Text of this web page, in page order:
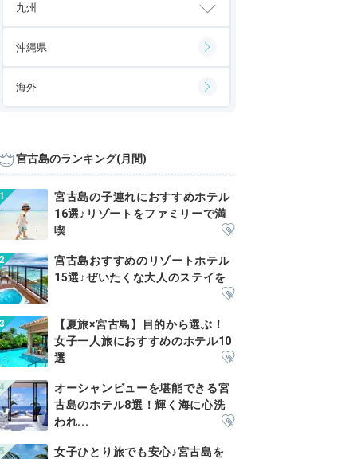
九州
沖縄県
海外
宮古島のランキング(月間)
宮古島の子連れにおすすめホテル
16選♪リゾートをファミリーで満
喫
宮古島おすすめのリゾートホテル
15選♪ぜいたくな大人のステイを
【夏旅×宮古島】目的から選ぶ！
女子一人旅におすすめのホテル10
選
オーシャンビューを堪能できる宮
古島のホテル8選！輝く海に心洗
われ...
女子ひとり旅でも安心♪宮古島を